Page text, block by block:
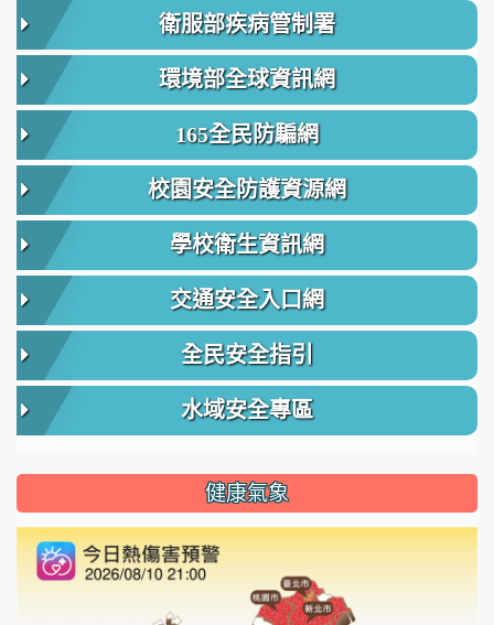
衛服部疾病管制署
環境部全球資訊網
165全民防騙網
校園安全防護資源網
學校衛生資訊網
交通安全入口網
全民安全指引
水域安全專區
健康氣象